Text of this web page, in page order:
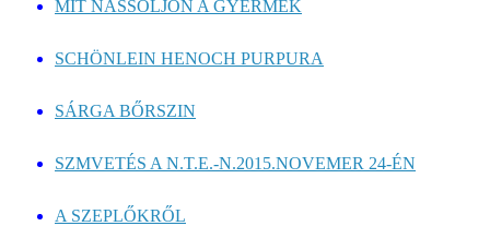
MIT NASSOLJON A GYERMEK
SCHÖNLEIN HENOCH PURPURA
SÁRGA BŐRSZIN
SZMVETÉS A N.T.E.-N.2015.NOVEMER 24-ÉN
A SZEPLŐKRŐL